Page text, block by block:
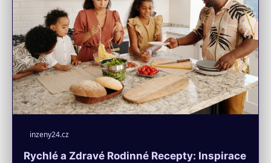
inzeny24.cz
Rychlé a Zdravé Rodinné Recepty: Inspirace